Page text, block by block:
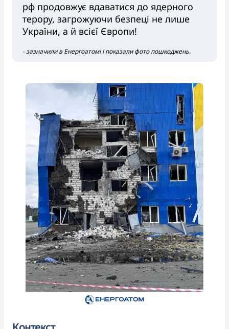
рф продовжує вдаватися до ядерного
терору, загрожуючи безпеці не лише
України, а й всієї Європи!
- зазначили в Енергоатомі і показали фото пошкоджень.